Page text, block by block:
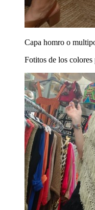
Capa homro o
Fotitos de los